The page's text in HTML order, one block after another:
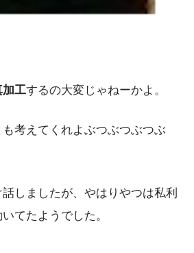
加工するの大変じゃねーかよ。
考えてくれよぶつぶつぶつぶ
しましたが、やはりやつは私利
てたようでした。